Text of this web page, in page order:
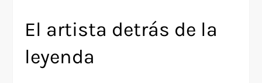
El artista detrás de la
leyenda